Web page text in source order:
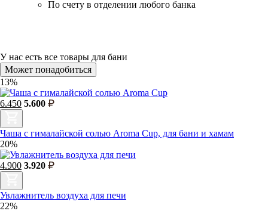
По счету в отделении любого банка
У нас есть все товары для бани
Может понадобиться
13%
6.450 5.600
Чаша с гималайской солью Aroma Cup, для бани и хамам
20%
4.900 3.920
Увлажнитель воздуха для печи
22%